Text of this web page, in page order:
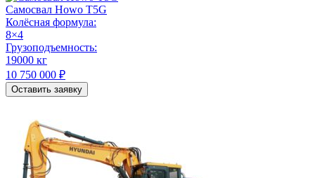
Самосвал Howo T5G
Колёсная формула:
8×4
Грузоподъемность:
19000 кг
10 750 000 ₽
Оставить заявку